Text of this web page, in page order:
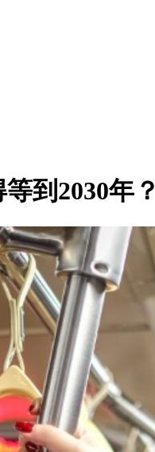
到2030年？